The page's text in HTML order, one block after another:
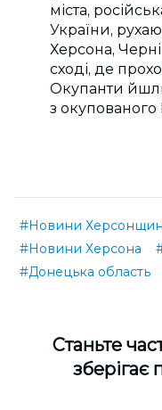
міста,
України,
Херсона,
сході, де
Окупанти йшли
з
#Новини
#Новини Херсона
#Донецька область
Cтаньте
зберігає